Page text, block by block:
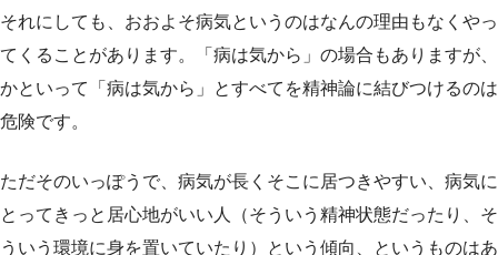
それにしても、おおよそ病気というのはなんの理由もなくやっ
てくることがあります。「病は気から」の場合もありますが、
かといって「病は気から」とすべてを精神論に結びつけるのは
危険です。
ただそのいっぽうで、病気が長くそこに居つきやすい、病気に
とってきっと居心地がいい人（そういう精神状態だったり、そ
ういう環境に身を置いていたり）という傾向、というものはあ